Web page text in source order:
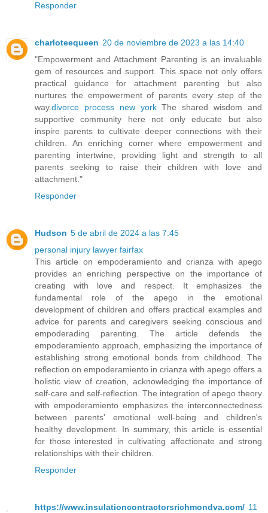
Responder
charloteequeen 20 de noviembre de 2023 a las 14:40
"Empowerment and Attachment Parenting is an invaluable
gem of resources and support. This space not only offers
practical guidance for attachment parenting but also
nurtures the empowerment of parents every step of the
way.divorce process new yorkThe shared wisdom and
supportive community here not only educate but also
inspire parents to cultivate deeper connections with their
children. An enriching corner where empowerment and
parenting intertwine, providing light and strength to all
parents seeking to raise their children with love and
attachment."
Responder
Hudson 5 de abril de 2024 a las 7:45
personal injury lawyer fairfax
This article on empoderamiento and crianza with apego
provides an enriching perspective on the importance of
creating with love and respect. It emphasizes the
fundamental role of the apego in the emotional
development of children and offers practical examples and
advice for parents and caregivers seeking conscious and
empoderading parenting. The article defends the
empoderamiento approach, emphasizing the importance of
establishing strong emotional bonds from childhood. The
reflection on empoderamiento in crianza with apego offers a
holistic view of creation, acknowledging the importance of
self-care and self-reflection. The integration of apego theory
with empoderamiento emphasizes the interconnectedness
between parents' emotional well-being and children's
healthy development. In summary, this article is essential
for those interested in cultivating affectionate and strong
relationships with their children.
Responder
https://www.insulationcontractorsrichmondva.com/ 11